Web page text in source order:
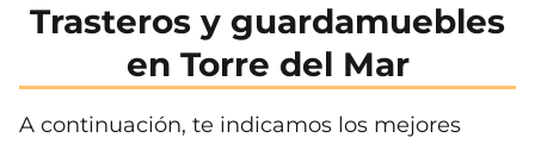
Trasteros y guardamuebles
en Torre del Mar
A continuación, te indicamos los mejores